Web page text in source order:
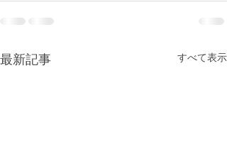
最新記事 すべて表示